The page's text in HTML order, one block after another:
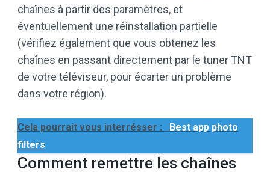
chaînes à partir des paramètres, et
éventuellement une réinstallation partielle
(vérifiez également que vous obtenez les
chaînes en passant directement par le tuner TNT
de votre téléviseur, pour écarter un problème
dans votre région).
Cela pourrait vous interrésser :
Best app photo
filters
Comment remettre les chaînes